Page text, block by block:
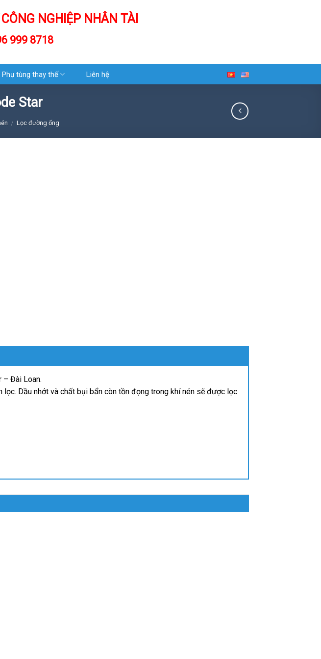
NGHIỆP NHÂN TÀI
999 8718
Phụ tùng thay thế Liên hệ
Star
/ Lọc đường ống
– Đài Loan.
Dầu nhớt và chất bụi bẩn còn tồn đọng trong khí nén sẽ được lọc